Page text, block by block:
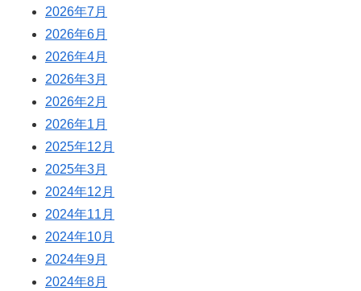
2026年7月
2026年6月
2026年4月
2026年3月
2026年2月
2026年1月
2025年12月
2025年3月
2024年12月
2024年11月
2024年10月
2024年9月
2024年8月